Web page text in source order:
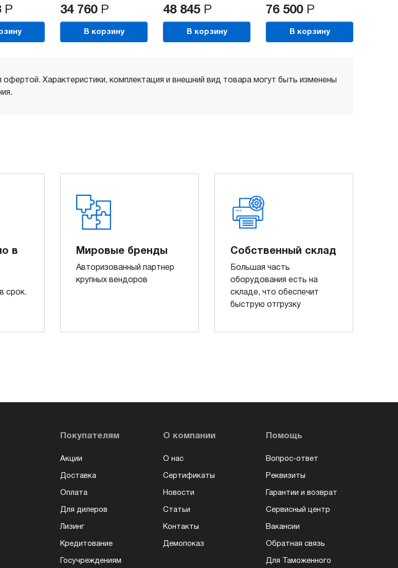
Р 34 760 Р
В корзину
48 845 Р
В корзину
76 500 Р
В корзину
Характеристики, комплектация и внешний вид товара могут быть изменены
в
срок.
Мировые бренды
Авторизованный партнер
крупных вендоров
Собственный склад
Большая часть
оборудования есть на
складе, что обеспечит
быструю отгрузку
Покупателям
Акции
Доставка
Оплата
Для дилеров
Лизинг
Кредитование
Госучреждениям
О компании
О нас
Сертификаты
Новости
Статьи
Контакты
Демопоказ
Помощь
Вопрос-ответ
Реквизиты
Гарантии и возврат
Сервисный центр
Вакансии
Обратная связь
Для Таможенного